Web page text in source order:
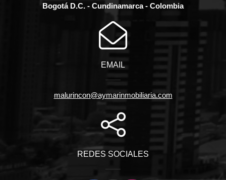
Bogotá D.C. - Cundinamarca - Colombia
EMAIL
malurincon@aymarinmobiliaria.com
REDES SOCIALES